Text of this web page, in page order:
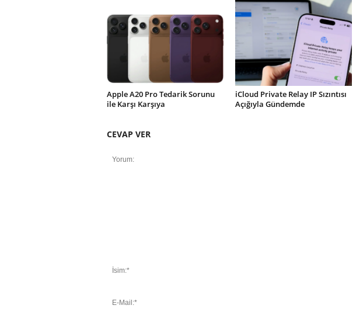
Apple A20 Pro Tedarik Sorunu
ile Karşı Karşıya
iCloud Private Relay IP Sızıntısı
Açığıyla Gündemde
CEVAP VER